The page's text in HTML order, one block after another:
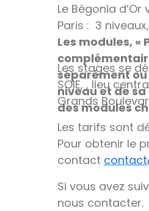
Le Bégonia
Paris : 3
Les modules, «
séparément ou
niveau et de
des modules
Les stages se
SOIE, , lieu
Grands
Les tarifs sont
Pour obtenir le
contact
Si vous avez
nous contacter.